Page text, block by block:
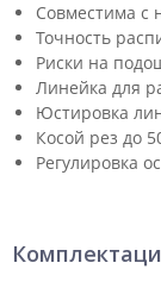
Совместима
Точность
Риски на
Линейка для
Юстировка
Косой рез до
Регулировка